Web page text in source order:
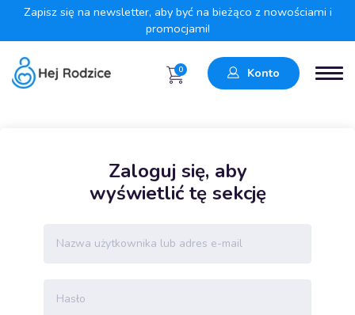
Zapisz się na newsletter, aby być na bieżąco z nowościami i
promocjami!
0 Konto
Zaloguj się, aby
wyświetlić tę sekcję